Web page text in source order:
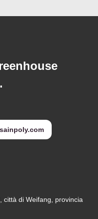
città di Weifang, provincia